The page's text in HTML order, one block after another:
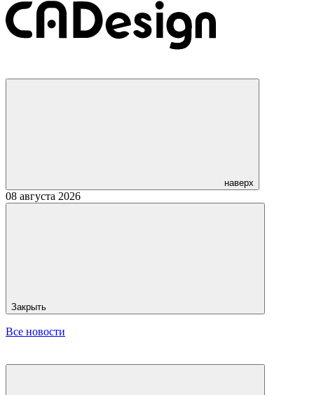
наверх
08 августа 2026
Закрыть
Все новости